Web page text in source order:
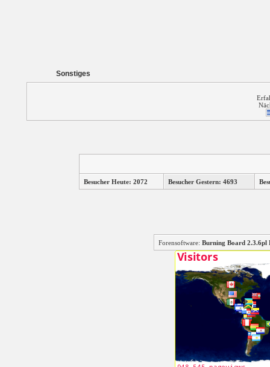
Sonstiges
Besucher Heute: 2072 Besucher Gestern: 4693
Forensoftware: Burning Board